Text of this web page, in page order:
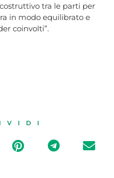
tra le parti per
in modo equilibrato e
coinvolti”.